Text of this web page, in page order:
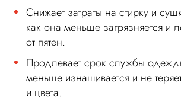
Снижает затраты на стирку и
как она меньше загрязняется и
от пятен.
Продлевает срок службы
меньше изнашивается и не
и цвета.